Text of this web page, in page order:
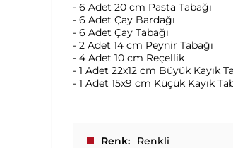
- 6 Adet 20 cm Pasta Tabağı
- 6 Adet Çay Bardağı
- 6 Adet Çay Tabağı
- 2 Adet 14 cm Peynir Tabağı
- 4 Adet 10 cm Reçellik
- 1 Adet 22x12 cm Büyük Kayık
- 1 Adet 15x9 cm Küçük Kayık
Renk
Renkli